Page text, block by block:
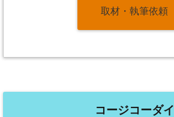
取材・執筆依頼
コージコーダイ